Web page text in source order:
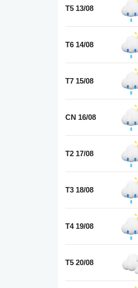
T5 13/08
T6 14/08
T7 15/08
CN 16/08
T2 17/08
T3 18/08
T4 19/08
T5 20/08